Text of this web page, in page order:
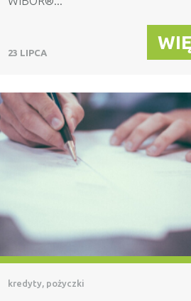
23 LIPCA
kredyty, pożyczki